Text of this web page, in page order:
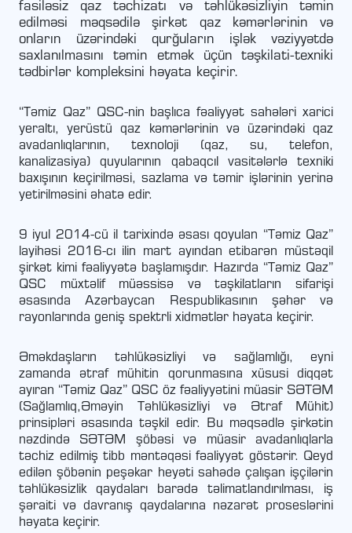
fasiləsiz qaz təchizatı və təhlükəsizliyin təmin
edilməsi məqsədilə şirkət qaz kəmərlərinin və
onların üzərindəki qurğuların işlək vəziyyətdə
saxlanılmasını təmin etmək üçün təşkilati-texniki
tədbirlər kompleksini həyata keçirir.
“Təmiz Qaz” QSC-nin başlıca fəaliyyət sahələri xarici
yeraltı, yerüstü qaz kəmərlərinin və üzərindəki qaz
avadanlıqlarının, texnoloji (qaz, su, telefon,
kanalizasiya) quyularının qabaqcıl vasitələrlə texniki
baxışının keçirilməsi, sazlama və təmir işlərinin yerinə
yetirilməsini əhatə edir.
9 iyul 2014-cü il tarixində əsası qoyulan “Təmiz Qaz”
layihəsi 2016-cı ilin mart ayından etibarən müstəqil
şirkət kimi fəaliyyətə başlamışdır. Hazırda “Təmiz Qaz”
QSC müxtəlif müəssisə və təşkilatların sifarişi
əsasında Azərbaycan Respublikasının şəhər və
rayonlarında geniş spektrli xidmətlər həyata keçirir.
Əməkdaşların təhlükəsizliyi və sağlamlığı, eyni
zamanda ətraf mühitin qorunmasına xüsusi diqqət
ayıran “Təmiz Qaz” QSC öz fəaliyyətini müasir SƏTƏM
(Sağlamlıq,Əməyin Təhlükəsizliyi və Ətraf Mühit)
prinsipləri əsasında təşkil edir. Bu məqsədlə şirkətin
nəzdində SƏTƏM şöbəsi və müasir avadanlıqlarla
təchiz edilmiş tibb məntəqəsi fəaliyyət göstərir. Qeyd
edilən şöbənin peşəkar heyəti sahədə çalışan işçilərin
təhlükəsizlik qaydaları barədə təlimatlandırılması, iş
şəraiti və davranış qaydalarına nəzarət proseslərini
həyata keçirir.